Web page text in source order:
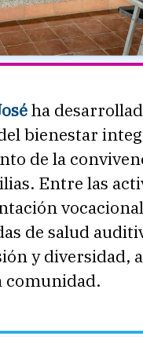
ha
bienestar
de la
Entre las
de salud
y diversidad,
comunidad.